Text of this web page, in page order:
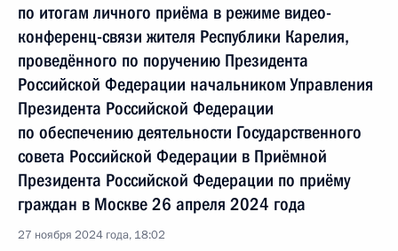
по итогам личного приёма в режиме видео-
конференц-связи жителя Республики Карелия,
проведённого по поручению Президента
Российской Федерации начальником Управления
Президента Российской Федерации
по обеспечению деятельности Государственного
совета Российской Федерации в Приёмной
Президента Российской Федерации по приёму
граждан в Москве 26 апреля 2024 года
27 ноября 2024 года, 18:02